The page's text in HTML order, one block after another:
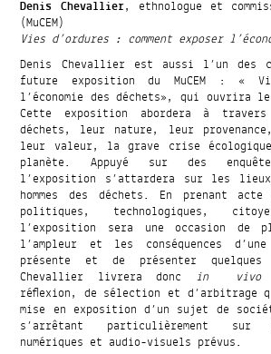
Denis Chevallier, ethnologue et
(MuCEM)
Vies d’ordures : comment exposer
Denis Chevallier est aussi l’un des
future exposition du MuCEM : «
l’économie des déchets», qui ouvrira
Cette exposition abordera à
déchets, leur nature, leur
leur valeur, la grave crise
planète. Appuyé sur des
l’exposition s’attardera sur les
hommes des déchets. En prenant
politiques, technologiques,
l’exposition sera une occasion de
l’ampleur et les conséquences
présente et de présenter
Chevallier livrera donc in vivo
réflexion, de sélection et d’arbitrage
mise en exposition d’un sujet de
s’arrêtant particulièrement
numériques et audio-visuels prévus.